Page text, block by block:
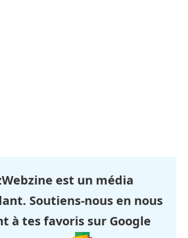
est un média
Soutiens-nous en nous
à tes favoris sur Google